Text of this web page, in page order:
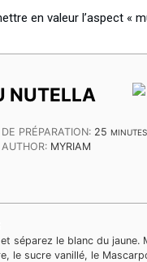
en valeur l’aspect «
NUTELLA
PRÉPARATION: 25 MINUTES
MINUTES
AUTHOR: MYRIAM
et séparez le blanc du jaune.
le sucre vanillé, le